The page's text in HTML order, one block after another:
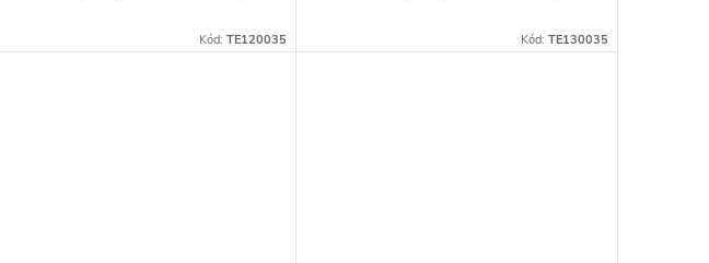
Kód: TE120035 Kód: TE130035